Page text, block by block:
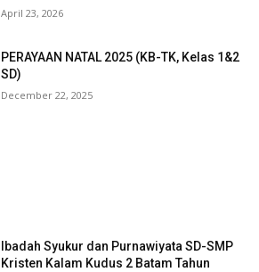
April 23, 2026
PERAYAAN NATAL 2025 (KB-TK, Kelas 1&2
SD)
December 22, 2025
Ibadah Syukur dan Purnawiyata SD-SMP
Kristen Kalam Kudus 2 Batam Tahun